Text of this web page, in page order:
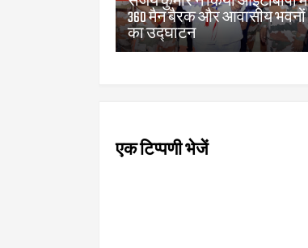
360 मैन बैरक और आवासीय भवनों
का उद्घाटन
एक टिप्पणी भेजें